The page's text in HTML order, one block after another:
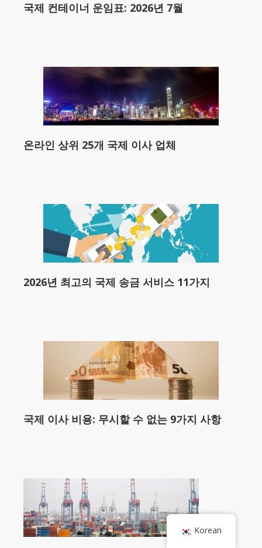
국제 컨테이너 운임표: 2026년 7월
온라인 상위 25개 국제 이사 업체
2026년 최고의 국제 송금 서비스 11가지
국제 이사 비용: 무시할 수 없는 9가지 사항
Korean